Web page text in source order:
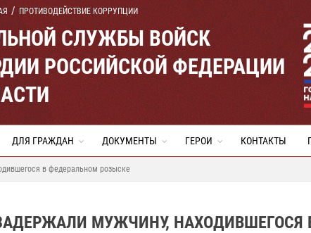
ПРОТИВОДЕЙСТВИЕ КОРРУПЦИИ
СЛУЖБЫ ВОЙСК
РОССИЙСКОЙ ФЕДЕРАЦИИ
ДЛЯ ГРАЖДАН ДОКУМЕНТЫ ГЕРОИ КОНТАКТЫ
в федеральном розыске
МУЖЧИНУ, НАХОДИВШЕГОСЯ